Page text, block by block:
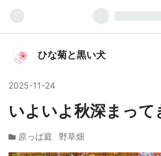
ひな菊と黒い犬
2025-11-24
いよいよ秋深まって
原っぱ庭 野草畑